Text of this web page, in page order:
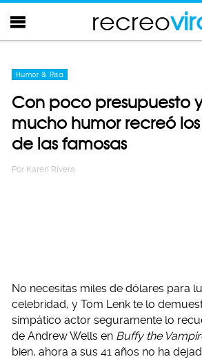
recreo
Humor & Risa
Con poco presupuesto y
mucho humor recreó
de las famosas
Por Karen Rivera
No necesitas miles de dólares para
celebridad, y Tom Lenk te lo
simpático actor seguramente lo
de Andrew Wells en Buffy the
bien, ahora a sus 41 años no ha